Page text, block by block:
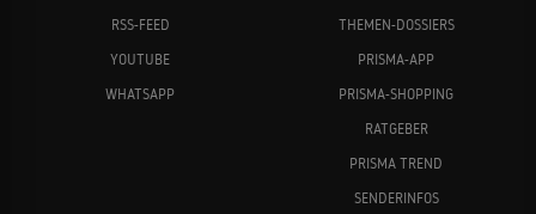
RSS-FEED
YOUTUBE
WHATSAPP
THEMEN-DOSSIERS
PRISMA-APP
PRISMA-SHOPPING
RATGEBER
PRISMA TREND
SENDERINFOS